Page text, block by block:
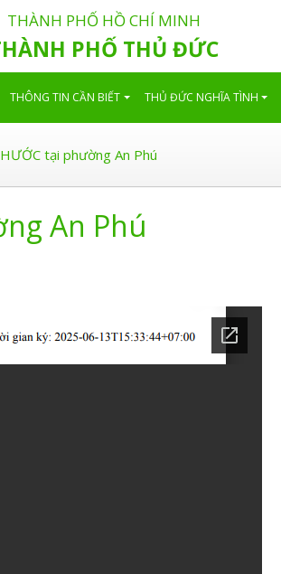
THÀNH PHỐ HỒ CHÍ MINH
PHỐ THỦ ĐỨC
THÔNG TIN CẦN BIẾT THỦ ĐỨC NGHĨA TÌNH
tại phường An Phú
An Phú